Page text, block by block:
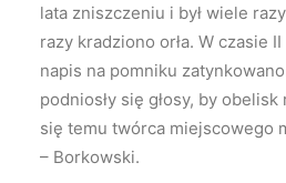
lata zniszczeniu i był wiele
razy kradziono orła. W czasie
napis na pomniku
podniosły się głosy, by
się temu twórca miejscowego
– Borkowski.